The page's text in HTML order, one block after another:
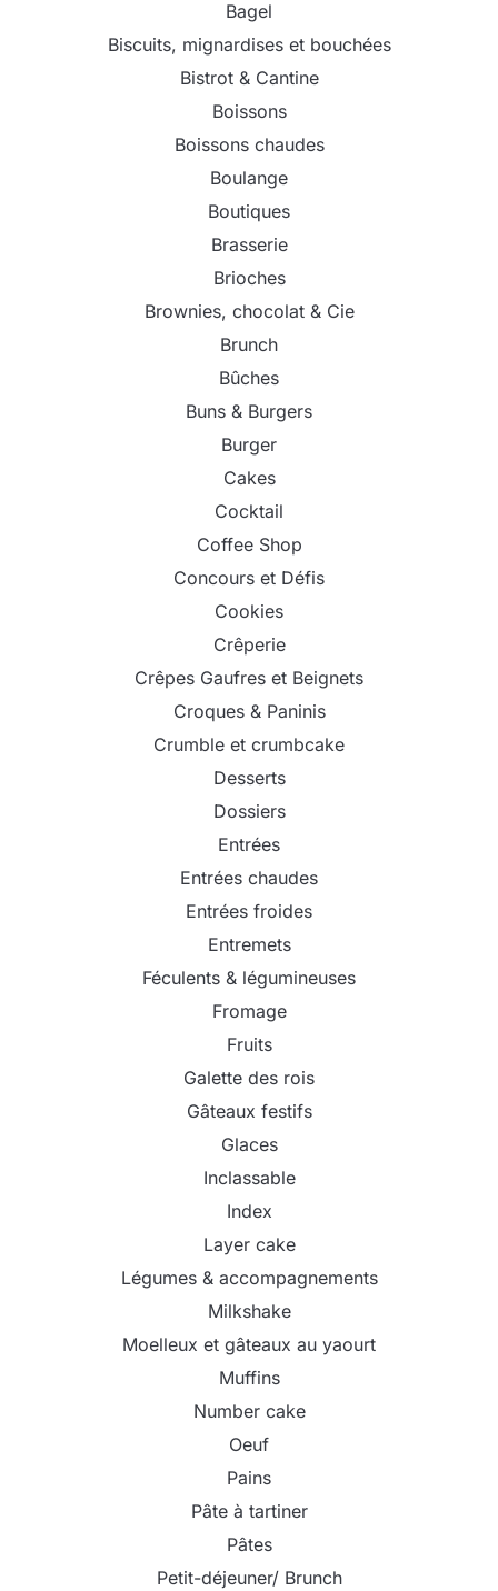
Bagel
Biscuits, mignardises et bouchées
Bistrot & Cantine
Boissons
Boissons chaudes
Boulange
Boutiques
Brasserie
Brioches
Brownies, chocolat & Cie
Brunch
Bûches
Buns & Burgers
Burger
Cakes
Cocktail
Coffee Shop
Concours et Défis
Cookies
Crêperie
Crêpes Gaufres et Beignets
Croques & Paninis
Crumble et crumbcake
Desserts
Dossiers
Entrées
Entrées chaudes
Entrées froides
Entremets
Féculents & légumineuses
Fromage
Fruits
Galette des rois
Gâteaux festifs
Glaces
Inclassable
Index
Layer cake
Légumes & accompagnements
Milkshake
Moelleux et gâteaux au yaourt
Muffins
Number cake
Oeuf
Pains
Pâte à tartiner
Pâtes
Petit-déjeuner/ Brunch